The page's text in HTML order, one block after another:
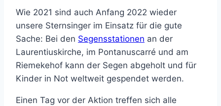
Wie 2021 sind auch Anfang 2022 wieder
unsere Sternsinger im Einsatz für die gute
Sache: Bei den Segensstationen an der
Laurentiuskirche, im Pontanuscarré und am
Riemekehof kann der Segen abgeholt und für
Kinder in Not weltweit gespendet werden.
Einen Tag vor der Aktion treffen sich alle